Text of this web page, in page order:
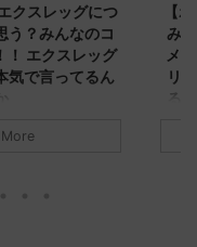
ッグにつ
んなのコ
スレッグ
ってるん
のス
【ポケモ
みんなど
メントを
リーはバ
るよりビ